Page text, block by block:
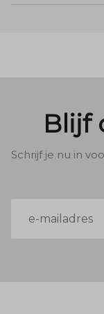
Blijf
Schrijf je nu in
mailadres